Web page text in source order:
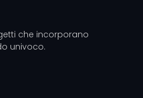
che incorporano
univoco.